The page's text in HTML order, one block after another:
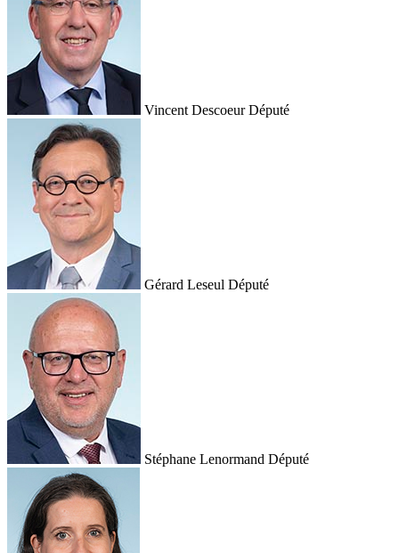
Vincent Descoeur Député
Gérard Leseul Député
Stéphane Lenormand Député